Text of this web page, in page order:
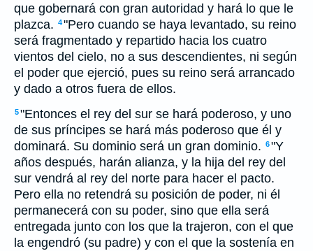
que gobernará con gran autoridad y hará lo que le
plazca. 4"Pero cuando se haya levantado, su reino
será fragmentado y repartido hacia los cuatro
vientos del cielo, no a sus descendientes, ni según
el poder que ejerció, pues su reino será arrancado
y dado a otros fuera de ellos.
5"Entonces el rey del sur se hará poderoso, y uno
de sus príncipes se hará más poderoso que él y
dominará. Su dominio será un gran dominio. 6"Y
años después, harán alianza, y la hija del rey del
sur vendrá al rey del norte para hacer el pacto.
Pero ella no retendrá su posición de poder, ni él
permanecerá con su poder, sino que ella será
entregada junto con los que la trajeron, con el que
la engendró (su padre) y con el que la sostenía en